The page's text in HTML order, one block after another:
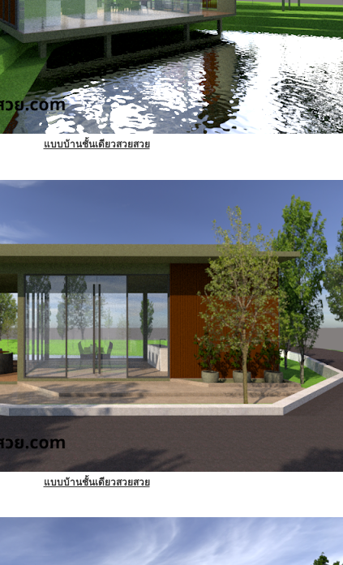
แบบบ้านชั้นเดียวสวยสวย
แบบบ้านชั้นเดียวสวยสวย